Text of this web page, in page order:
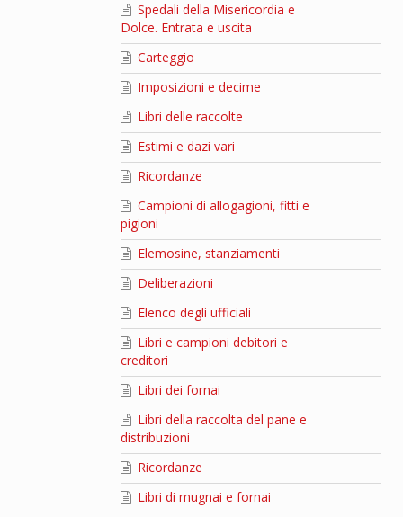
Spedali della Misericordia e
Dolce. Entrata e uscita
Carteggio
Imposizioni e decime
Libri delle raccolte
Estimi e dazi vari
Ricordanze
Campioni di allogagioni, fitti e
pigioni
Elemosine, stanziamenti
Deliberazioni
Elenco degli ufficiali
Libri e campioni debitori e
creditori
Libri dei fornai
Libri della raccolta del pane e
distribuzioni
Ricordanze
Libri di mugnai e fornai